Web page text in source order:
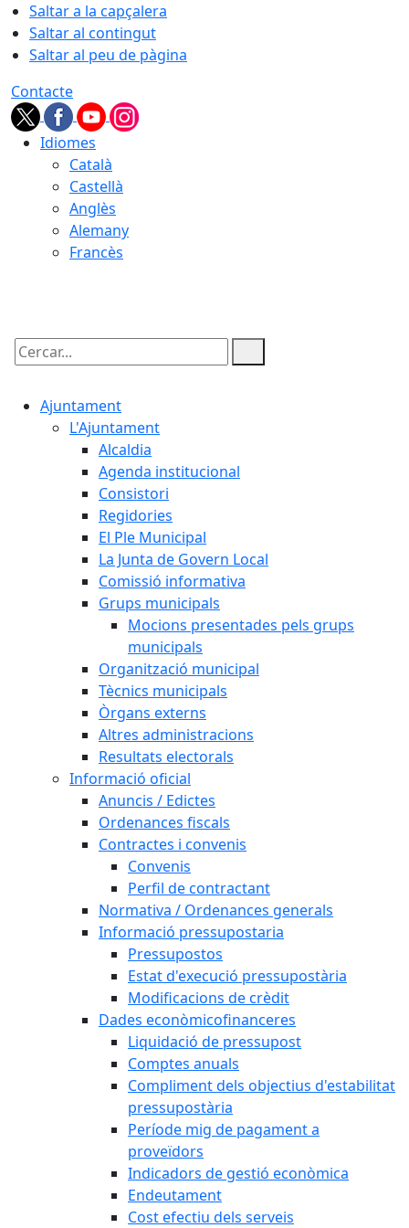
Saltar a la capçalera
Saltar al contingut
Saltar al peu de pàgina
Contacte
Idiomes
Català
Castellà
Anglès
Alemany
Francès
Cercar:
Ajuntament
L'Ajuntament
Alcaldia
Agenda institucional
Consistori
Regidories
El Ple Municipal
La Junta de Govern Local
Comissió informativa
Grups municipals
Mocions presentades pels grups
municipals
Organització municipal
Tècnics municipals
Òrgans externs
Altres administracions
Resultats electorals
Informació oficial
Anuncis / Edictes
Ordenances fiscals
Contractes i convenis
Convenis
Perfil de contractant
Normativa / Ordenances generals
Informació pressupostaria
Pressupostos
Estat d'execució pressupostària
Modificacions de crèdit
Dades econòmicofinanceres
Liquidació de pressupost
Comptes anuals
Compliment dels objectius d'estabilitat
pressupostària
Període mig de pagament a
proveïdors
Indicadors de gestió econòmica
Endeutament
Cost efectiu dels serveis